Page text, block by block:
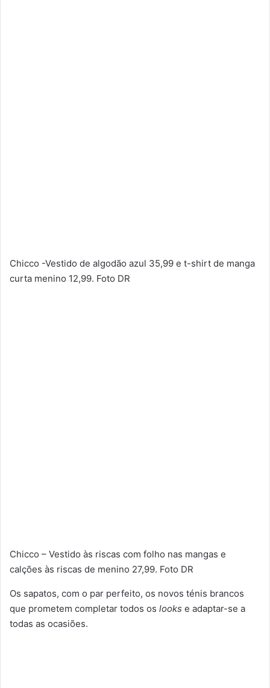
Chicco -Vestido de algodão azul 35,99 e t-shirt de manga
curta menino 12,99. Foto DR
Chicco – Vestido às riscas com folho nas mangas e
calções às riscas de menino 27,99. Foto DR
Os sapatos, com o par perfeito, os novos ténis brancos
que prometem completar todos os looks e adaptar-se a
todas as ocasiões.